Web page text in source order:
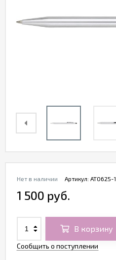
Артикул: AT0625-1
Нет в наличии
1 500 руб.
В корзину
Сообщить о поступлении